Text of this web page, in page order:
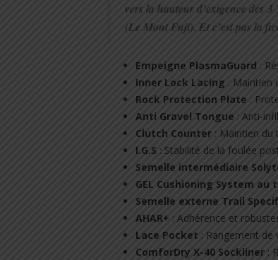
vers la hauteur d’exigence des 3
(Le Mont Fuji). Et c’est pas la
Empeigne PlasmaGuard :
Inner Lock Lacing : Maintien
Rock Protection Plate :
Anti Gravel Tongue : Anti-
Clutch Counter : Maintien
I.G.S : Stabilité de la foulée
Semelle intermédiaire
GEL Cushioning System au
Semelle externe Trail
AHAR+ : Adhérence et
Lace Pocket : Rangement de
ComforDry X-40 Sockliner :